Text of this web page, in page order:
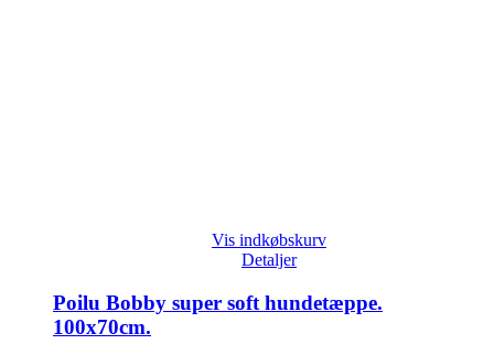
Vis indkøbskurv
Detaljer
Poilu Bobby super soft hundetæppe.
100x70cm.